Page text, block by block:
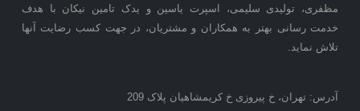
مظفری، تولیدی سلیمی، اسپرت یاسین و یدک تامین نیکان با هدف
خدمت رسانی بهتر به همکاران و مشتریان، در جهت کسب رضایت آنها
تلاش نماید.
آدرس: تهران، خ پیروزی خ کریمشاهیان پلاک 209